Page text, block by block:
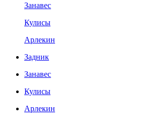
Занавес
Кулисы
Арлекин
Задник
Занавес
Кулисы
Арлекин